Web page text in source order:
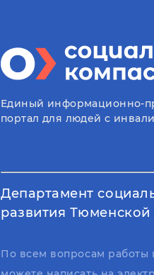
Единый информационно-
портал для людей с
Департамент
развития Тюменской
По всем вопросам работы